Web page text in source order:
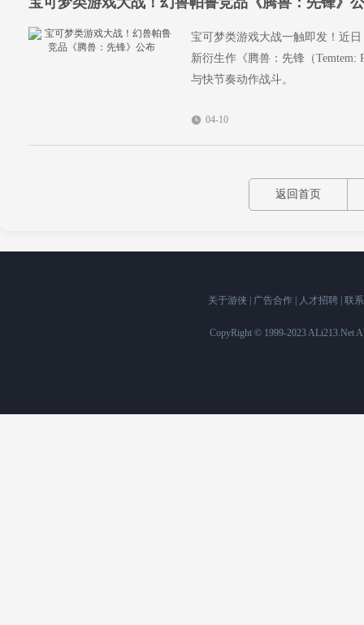
宝可梦类游戏大战一触即发！近
新衍生作《腾兽：先锋（Temtem:
与快节奏动作战斗。
04-10
返回首页
关于游侠 广告合作 人才招聘 联
CopyRight © 1999-2023 ALi213.Net